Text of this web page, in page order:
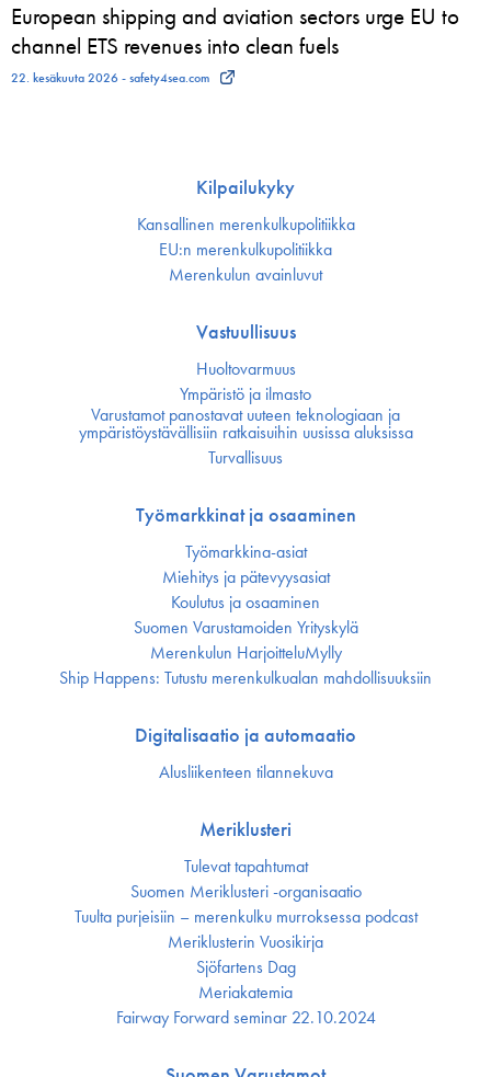
European shipping and aviation sectors urge EU to
channel ETS revenues into clean fuels
22. kesäkuuta 2026 - safety4sea.com
Kilpailukyky
Kansallinen merenkulku­politiikka
EU:n merenkulku­politiikka
Merenkulun avainluvut
Vastuullisuus
Huoltovarmuus
Ympäristö ja ilmasto
Varustamot panostavat uuteen teknologiaan ja
ympäristöystävällisiin ratkaisuihin uusissa aluksissa
Turvallisuus
Työmarkkinat ja osaaminen
Työmarkkina-asiat
Miehitys ja pätevyys­asiat
Koulutus ja osaaminen
Suomen Varustamoiden Yrityskylä
Merenkulun HarjoitteluMylly
Ship Happens: Tutustu merenkulkualan mahdollisuuksiin
Digitalisaatio ja automaatio
Alusliikenteen tilannekuva
Meriklusteri
Tulevat tapahtumat
Suomen Meriklusteri -organisaatio
Tuulta purjeisiin – merenkulku murroksessa podcast
Meriklusterin Vuosikirja
Sjöfartens Dag
Meriakatemia
Fairway Forward seminar 22.10.2024